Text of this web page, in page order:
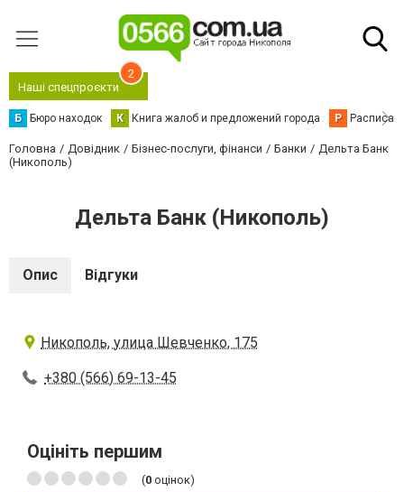
Наші спецпроєкти
2
Б Бюро находок К Книга жалоб и предложений города Р
Головна Довідник Бізнес-послуги, фінанси Банки
Дельта Банк
(Никополь)
Дельта Банк (Никополь)
Опис Відгуки
Никополь, улица Шевченко, 175
+380 (566) 69-13-45
Оцініть першим
(0 оцінок)